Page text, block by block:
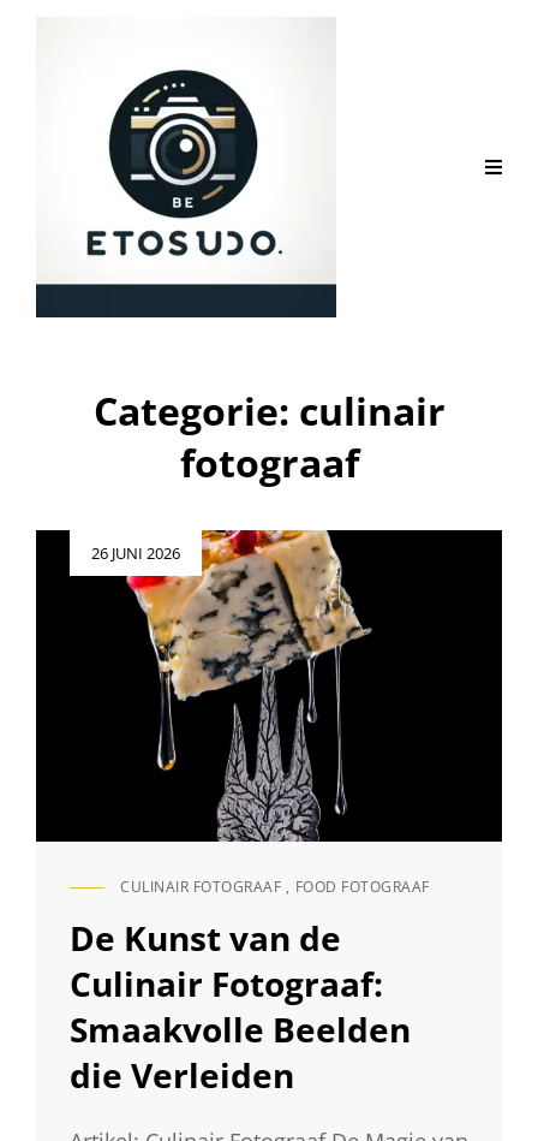
Categorie: culinair
fotograaf
26 JUNI 2026
CAT
CULINAIR FOTOGRAAF , FOOD FOTOGRAAF
De Kunst van de
Culinair Fotograaf:
Smaakvolle Beelden
die Verleiden